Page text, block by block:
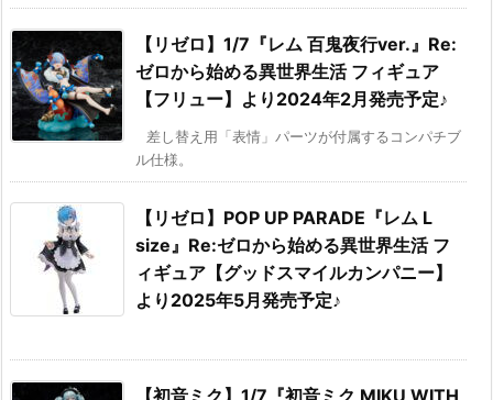
【リゼロ】1/7『レム 百鬼夜行ver.』Re:
ゼロから始める異世界生活 フィギュア
【フリュー】より2024年2月発売予定♪
差し替え用「表情」パーツが付属するコンパチブ
ル仕様。
【リゼロ】POP UP PARADE『レム L
size』Re:ゼロから始める異世界生活 フ
ィギュア【グッドスマイルカンパニー】
より2025年5月発売予定♪
【初音ミク】1/7『初音ミク MIKU WITH